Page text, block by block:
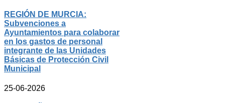
REGIÓN DE MURCIA:
Subvenciones a
Ayuntamientos para colaborar
en los gastos de personal
integrante de las Unidades
Básicas de Protección Civil
Municipal
25-06-2026